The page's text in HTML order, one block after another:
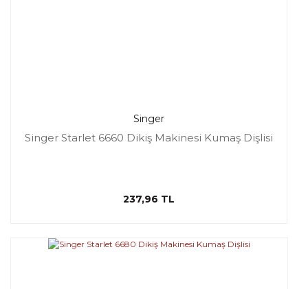
Singer
Singer Starlet 6660 Dikiş Makinesi Kumaş Dişlisi
237,96 TL